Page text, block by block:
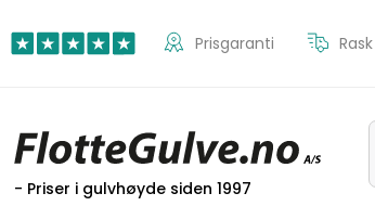
Prisgaranti
- Priser i gulvhøyde siden 1997